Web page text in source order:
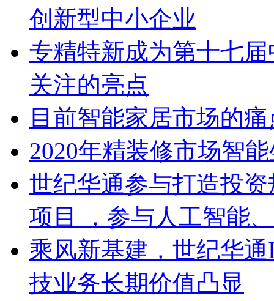
创新型中小企业
专精特新成为第十七
关注的亮点
目前智能家居市场的痛
2020年精装修市场智
世纪华通参与打造投
项目 ，参与人工智能
乘风新基建，世纪华
技业务长期价值凸显